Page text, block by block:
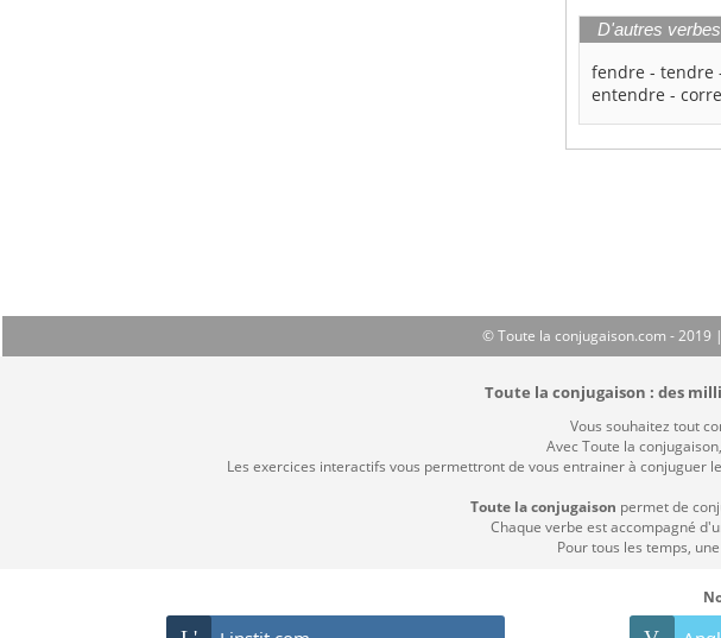
D'autres
fendre -tendre
entendre -
© Toute la conjugaison.com - 2019 |
Toute la conjugaison : des
Vous souhaitez tout
Avec Toute la
Les exercices interactifs vous permettront de vous entrainer à conjuguer le
Toute la conjugaison permet de
Chaque verbe est accompagné
Pour tous les temps,